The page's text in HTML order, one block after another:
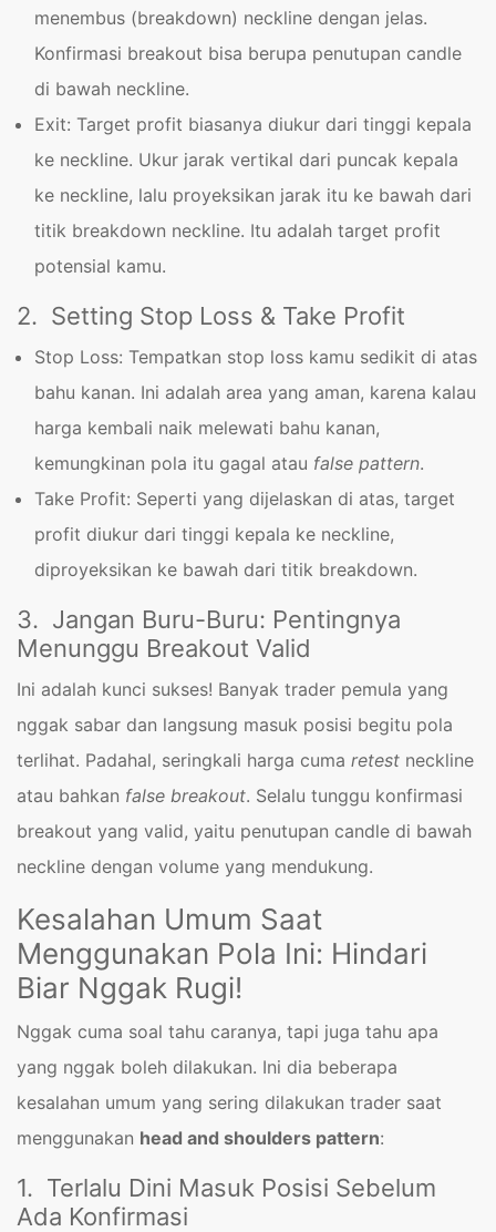
menembus (breakdown) neckline dengan jelas.
Konfirmasi breakout bisa berupa penutupan candle
di bawah neckline.
Exit: Target profit biasanya diukur dari tinggi kepala
ke neckline. Ukur jarak vertikal dari puncak kepala
ke neckline, lalu proyeksikan jarak itu ke bawah dari
titik breakdown neckline. Itu adalah target profit
potensial kamu.
2. Setting Stop Loss & Take Profit
Stop Loss: Tempatkan stop loss kamu sedikit di atas
bahu kanan. Ini adalah area yang aman, karena kalau
harga kembali naik melewati bahu kanan,
kemungkinan pola itu gagal atau false pattern.
Take Profit: Seperti yang dijelaskan di atas, target
profit diukur dari tinggi kepala ke neckline,
diproyeksikan ke bawah dari titik breakdown.
3. Jangan Buru-Buru: Pentingnya
Menunggu Breakout Valid
Ini adalah kunci sukses! Banyak trader pemula yang
nggak sabar dan langsung masuk posisi begitu pola
terlihat. Padahal, seringkali harga cuma retest neckline
atau bahkan false breakout. Selalu tunggu konfirmasi
breakout yang valid, yaitu penutupan candle di bawah
neckline dengan volume yang mendukung.
Kesalahan Umum Saat
Menggunakan Pola Ini: Hindari
Biar Nggak Rugi!
Nggak cuma soal tahu caranya, tapi juga tahu apa
yang nggak boleh dilakukan. Ini dia beberapa
kesalahan umum yang sering dilakukan trader saat
menggunakan head and shoulders pattern:
1. Terlalu Dini Masuk Posisi Sebelum
Ada Konfirmasi